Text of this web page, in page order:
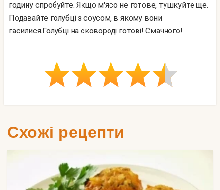
годину спробуйте. Якщо м'ясо не готове, тушкуйте ще.
Подавайте голубці з соусом, в якому вони
гасилися.Голубці на сковороді готові!Смачного!
Схожі рецепти